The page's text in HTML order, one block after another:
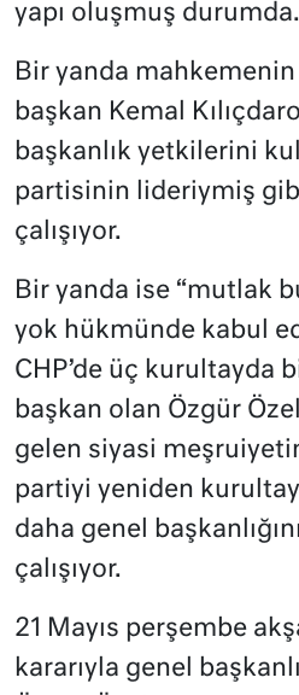
yapı oluşmuş durumda.
Bir yanda mahkemenin
başkan Kemal
başkanlık yetkilerini
partisinin lideriymiş
çalışıyor.
Bir yanda ise “mutlak
yok hükmünde kabul
CHP’de üç kurultayda
başkan olan Özgür
gelen siyasi
partiyi yeniden
daha genel
çalışıyor.
21 Mayıs perşembe
kararıyla genel